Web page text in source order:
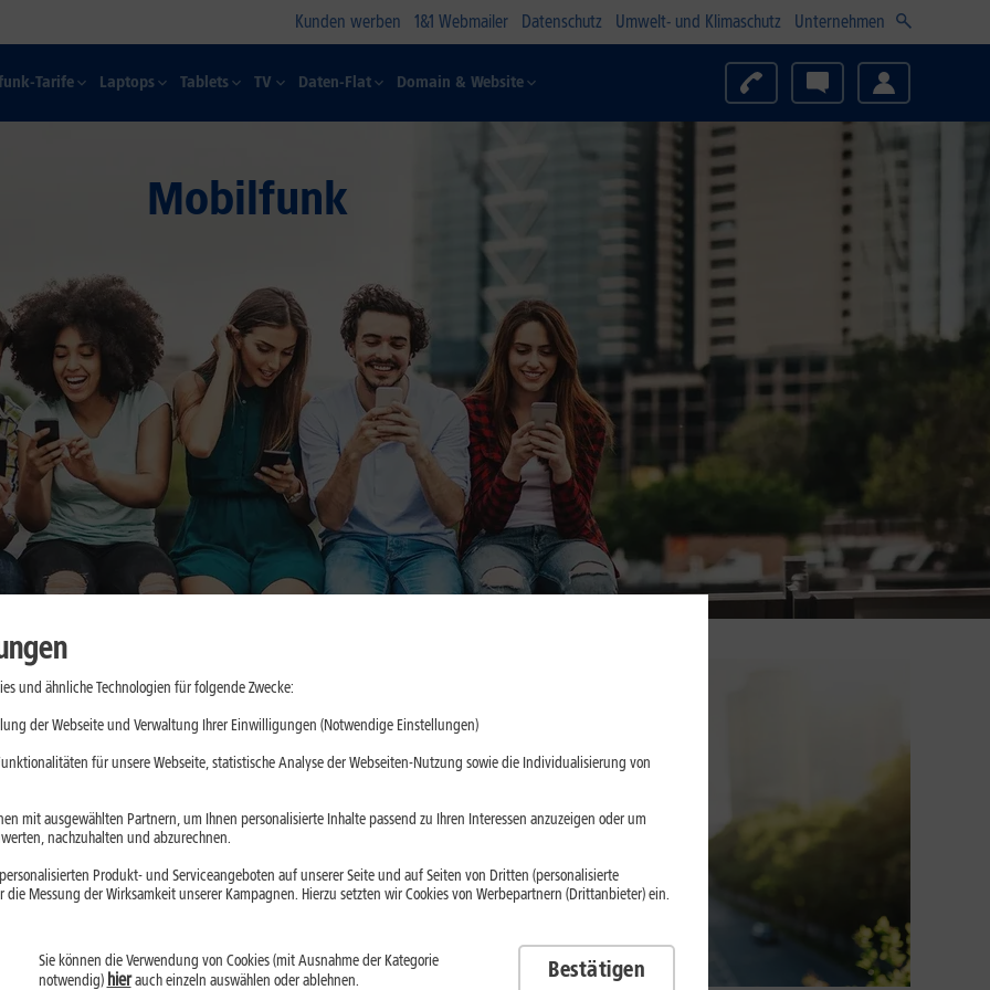
Kunden werben 1&1 Webmailer Datenschutz Umwelt- und Klimaschutz Unternehmen
Tarife Laptops Tablets TV Daten-Flat Domain & Website
Mobilfunk
Updates
belasten. Mit
kannst Du
und ähnliche Technologien für folgende Zwecke:
der Webseite und Verwaltung Ihrer Einwilligungen (Notwendige Einstellungen)
für unsere Webseite, statistische Analyse der Webseiten-Nutzung sowie die Individualisierung von
mit ausgewählten Partnern, um Ihnen personalisierte Inhalte passend zu Ihren Interessen anzuzeigen oder um
nachzuhalten und abzurechnen.
Produkt- und Serviceangeboten auf unserer Seite und auf Seiten von Dritten (personalisierte
Messung der Wirksamkeit unserer Kampagnen. Hierzu setzten wir Cookies von Werbepartnern (Drittanbieter) ein.
Sie können die Verwendung von Cookies (mit Ausnahme der Kategorie
notwendig) hierauch einzeln auswählen oder ablehnen. Bestätigen